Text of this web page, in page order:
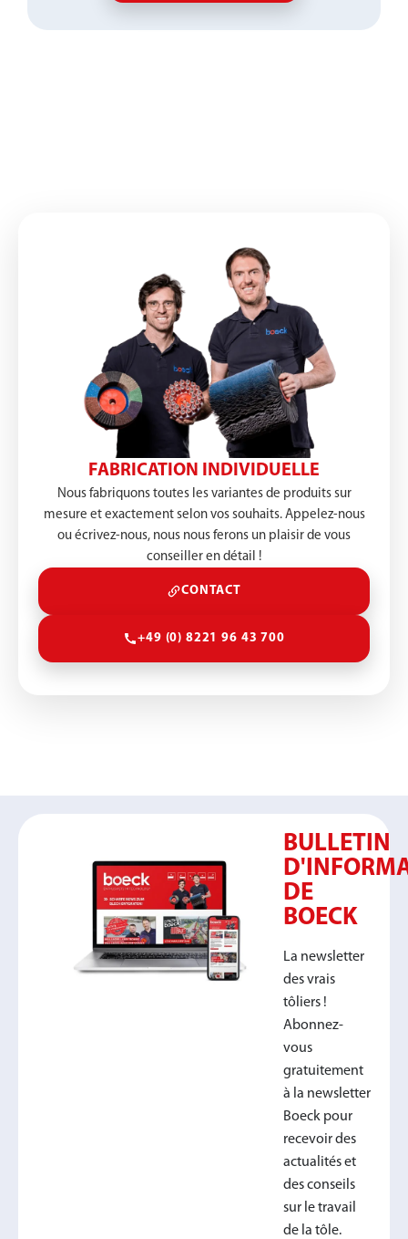
FABRICATION INDIVIDUELLE
Nous fabriquons toutes les variantes de produits sur
mesure et exactement selon vos souhaits. Appelez-nous
ou écrivez-nous, nous nous ferons un plaisir de vous
conseiller en détail !
CONTACT
+49 (0) 8221 96 43 700
BULLETIN
DE
BOECK
La newsletter
des vrais
tôliers !
Abonnez-
vous
gratuitement
à la newsletter
Boeck pour
recevoir des
actualités et
des conseils
sur le travail
de la tôle.